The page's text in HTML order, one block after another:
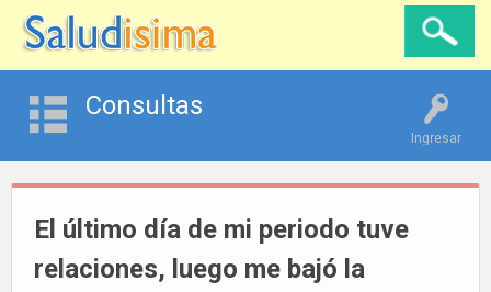
Ingresar
Consultas
El último día de mi periodo tuve
relaciones, luego me bajó la